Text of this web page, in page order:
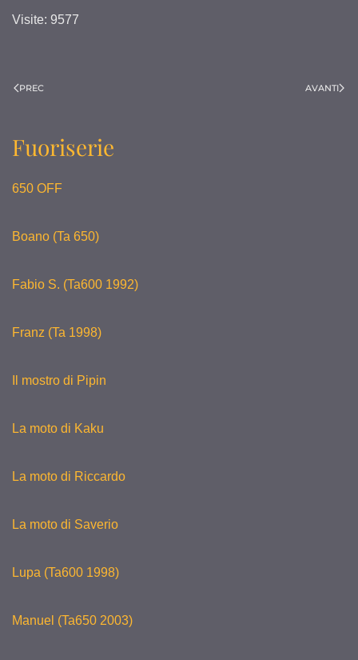
Visite: 9577
PREC AVANTI
Fuoriserie
650 OFF
Boano (Ta 650)
Fabio S. (Ta600 1992)
Franz (Ta 1998)
Il mostro di Pipin
La moto di Kaku
La moto di Riccardo
La moto di Saverio
Lupa (Ta600 1998)
Manuel (Ta650 2003)